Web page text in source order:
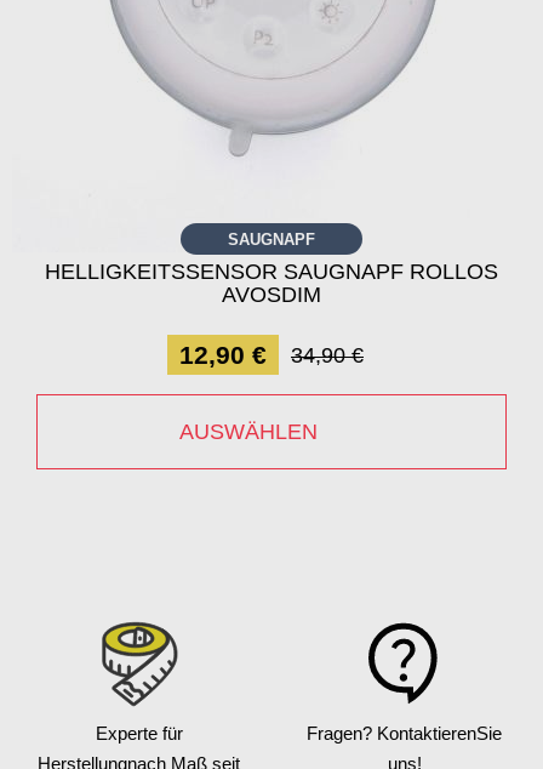
SAUGNAPF
HELLIGKEITSSENSOR SAUGNAPF ROLLOS
AVOSDIM
12,90 € 34,90 €
AUSWÄHLEN
Experte für
Herstellungnach Maß seit
Fragen? KontaktierenSie
uns!